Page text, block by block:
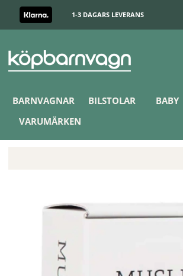
1-3 DAGARS LEVERANS
BARNVAGNAR BILSTOLAR BABY
VARUMÄRKEN